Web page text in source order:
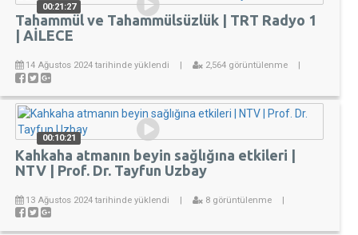
00:21:27
Tahammül ve Tahammülsüzlük | TRT Radyo 1
| AİLECE
14 Ağustos 2024 tarihinde yüklendi 2,564 görüntülenme
00:10:21
Kahkaha atmanın beyin sağlığına etkileri |
NTV | Prof. Dr. Tayfun Uzbay
13 Ağustos 2024 tarihinde yüklendi | 8 görüntülenme |